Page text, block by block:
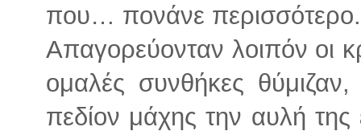
που… πονάνε περισσότερο.
Απαγορεύονταν λοιπόν οι
ομαλές συνθήκες
πεδίον μάχης την αυλή της